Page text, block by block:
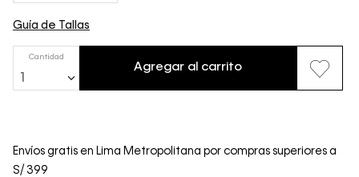
Guía de Tallas
Cantidad
Agregar al carrito
Envíos gratis en Lima Metropolitana por compras superiores a
S/ 399